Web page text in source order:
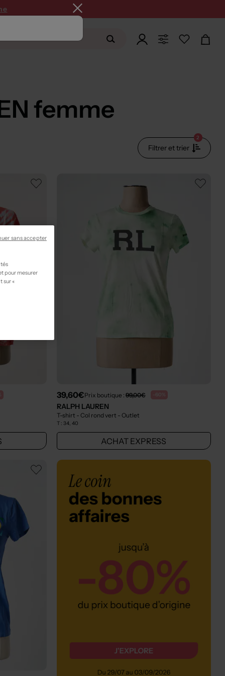
femme
Filtrer et trier
2
39,60€Prix boutique : 99,00€ -60%
RALPH LAUREN
T-shirt - Col rond vert - Outlet
T : 34, 40
ACHAT EXPRESS
pour mesurer
sur «
sans accepter